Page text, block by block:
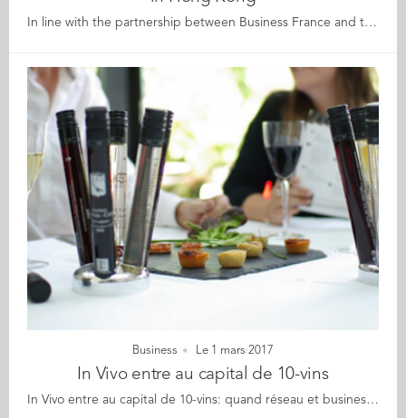
In line with the partnership between Business France and the Pays de la Loire Regional Council, a delegation led by the Region's Vice-President, travelled to Hong Kong to formalise the appointment of Médéric Demouchy as the Pays de la Loire special envoy in the Business France office in Hong Kong. Like the other two special envoys from Pays de la Loire in Chicago and Abidjan respectively, Médéric will be in charge of identifying opportunities for international development (export and investments) for Pays de la Loire. Its three target countries will be China, Japan and South Korea. The evening began with an information session, attended by investors and local prescribers, on Pays de la Loire and its appeal for investors. The second part of the evening was devoted to showcasing tourism and culture in Pays de la Loire. Eric Berti, Consul General of France in Hong Kong and Macau, and Paul Jeanneteau, Vice-President of the Pays de la Loire Regional Council, praised the quality of life in Pays de la Loire.
Business Le 1 mars 2017
In Vivo entre au capital de 10-vins
In Vivo entre au capital de 10-vins: quand réseau et business se rencontrent pour le meilleur de la FoodTech ! C’est une belle histoire comme on les aime au sein du réseau d’Audencia Business School ! Thierry Blandinières (GE 83), Directeur général d’In Vivo, en contact étroit avec l’école, entend à plusieurs reprises parler de la start up 10-vins créatrice de la D-Vine et de ses flacons brevetés pour une dégustation du vin au verre. 10 vins, cofondé par Thibaut Jarrousse, Luis Da Silva et Jérôme Pasquet (MBA 06) a en effet été incubé au sein de l’école. En 2016, la jeune pousse obtient le prix de la meilleure start-up au Consumer Electronic Show de Las Vegas. Quelques jours plus tard, alors que nos jeunes entrepreneurs sont encore aux Etats-Unis, Thierry Blandinières demande à les rencontrer. Dès lors, les choses s’accélèrent : le courant passe rapidement entre le géant coopératif et la start up nantaise. « Il n’est pas toujours évident pour des start-up d’avoir des discussions avec des grands groupes mais très vite nous avons eu un bon feeling », explique Thibaut Jarrousse. « Chez In Vivo, ils ont beaucoup apprécié la D-vine, pour l’anecdote, le sommelier de leur restaurant d’entreprise a adoré le concept. C’est un partenariat qui a vu le jour assez vite, de façon agile et pragmatique. Il y a vraiment un accord fondé sur la confiance ». Du côté d’In Vivo Invest, le fonds privé d’investissement d’In Vivo dédié aux start-up de l’AgTech-FoodTech, Nicolas Ferras, son Directeur explique : « Nous n’avons vocation à intervenir dans des start-up que si nos métiers peuvent leur apporter quelque chose. Pour 10-vins, l’objectif est triple : en matière de sourcing de vins, leur permettre d’accéder à une gamme plus large, les aider à développer leur réseau à l’international, notamment en Asie et en Amérique du Nord où In Vivo est présent. Enfin, nous pouvons les aider dans la partie industrialisation et développement de leurs process de production. Nous avons vraiment une approche « métier ». Le concept de 10-vins : la valorisation du vin dans des nouveaux moyens de consommation, est en phase avec notre stratégie de développement dans les hôtels et restaurants de luxe. Nous avons aussi adhéré avec les valeurs de l’équipe et la personnalité des fondateurs. » Longue vie à In Vivo et 10 vins sur le marché en pleine croissance de la FoodTech !